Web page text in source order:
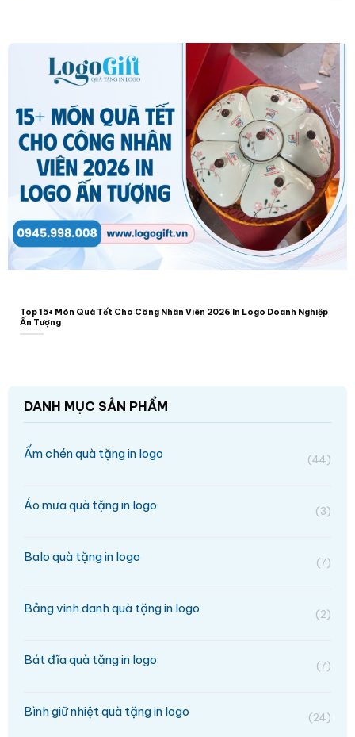
Top 15+ Món Quà Tết Cho Công Nhân Viên 2026 In Logo Doanh Nghiệp
Ấn Tượng
DANH MỤC SẢN PHẨM
Ấm chén quà tặng in logo (44)
Áo mưa quà tặng in logo (3)
Balo quà tặng in logo (7)
Bảng vinh danh quà tặng in logo (2)
Bát đĩa quà tặng in logo (7)
Bình giữ nhiệt quà tặng in logo (24)